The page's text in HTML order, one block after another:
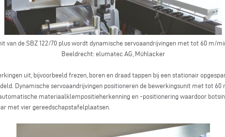
van de SBZ 122/70 plus wordt dynamische servoaandrijvingen met tot 60 m/
Beeldrecht: elumatec AG, Mühlacker
uit, bijvoorbeeld frezen, boren en draad tappen bij een stationair
Dynamische servoaandrijvingen positioneren de bewerkingsunit met tot 60
materiaalklempositieherkenning en -positionering waardoor
met vier gereedschapstafelplaatsen.